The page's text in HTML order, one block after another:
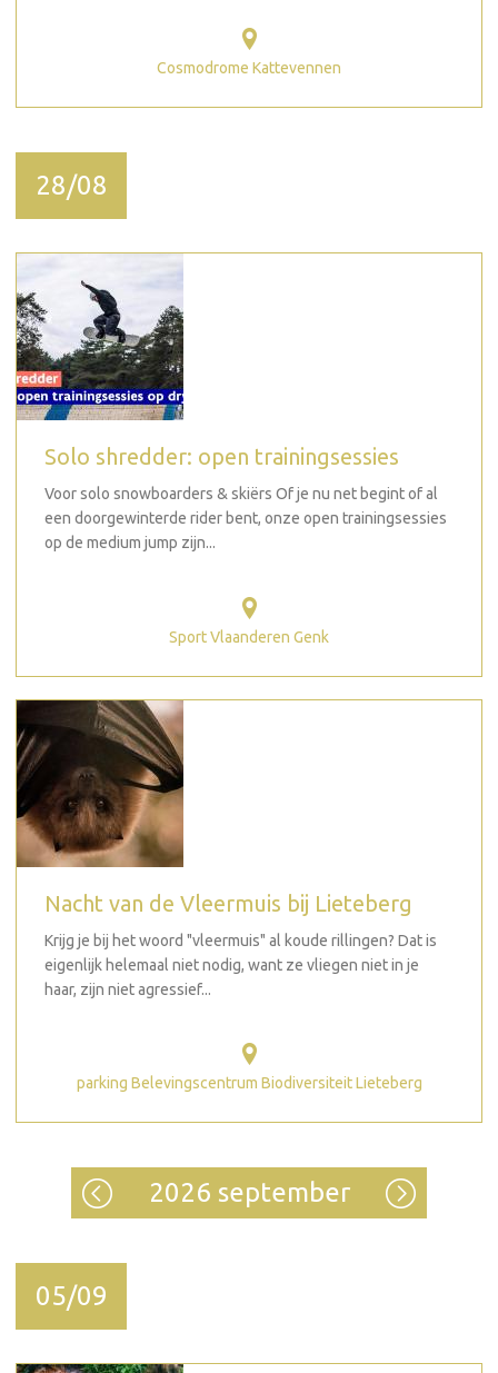
Cosmodrome Kattevennen
28/08
Solo shredder: open trainingsessies
Voor solo snowboarders & skiërs Of je nu net begint of al
een doorgewinterde rider bent, onze open trainingsessies
op de medium jump zijn...
Sport Vlaanderen Genk
Nacht van de Vleermuis bij Lieteberg
Krijg je bij het woord "vleermuis" al koude rillingen? Dat is
eigenlijk helemaal niet nodig, want ze vliegen niet in je
haar, zijn niet agressief...
parking Belevingscentrum Biodiversiteit Lieteberg
2026 september
05/09